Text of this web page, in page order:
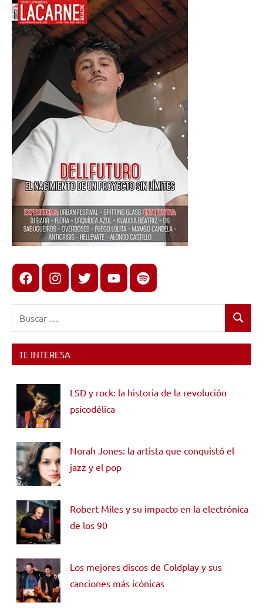
FacebookInstagram
X youtubespotify
Buscar
TE INTERESA
LSD y rock: la historia de la revolución
psicodélica
Norah Jones: la artista que conquistó el
jazz y el pop
Robert Miles y su impacto en la electrónica
de los 90
Los mejores discos de Coldplay y sus
canciones más icónicas